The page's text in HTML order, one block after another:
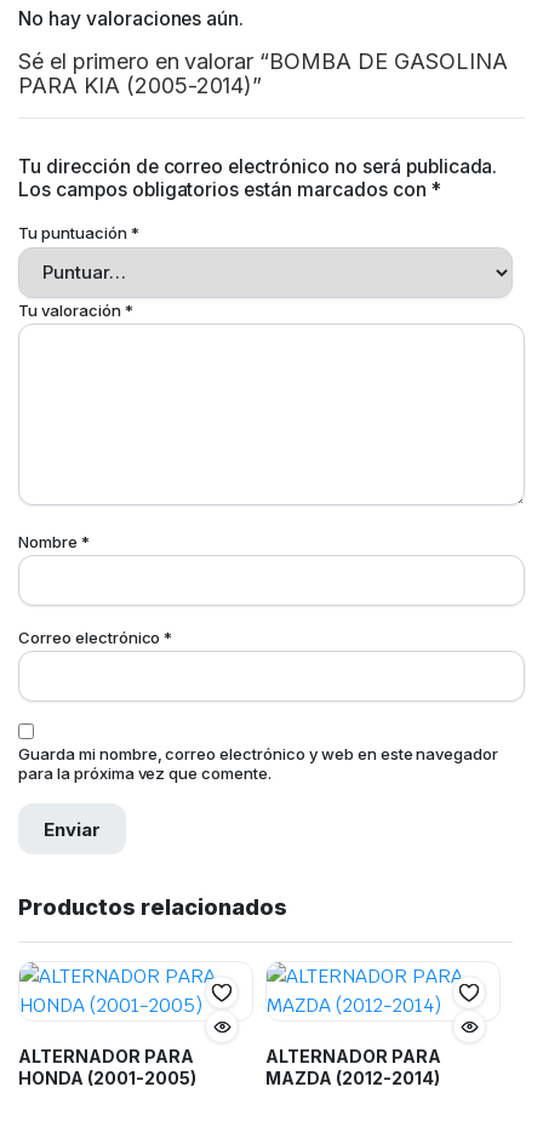
No hay valoraciones aún.
Sé el primero en valorar “BOMBA DE GASOLINA
PARA KIA (2005-2014)”
Tu dirección de correo electrónico no será publicada.
Los campos obligatorios están marcados con *
Tu puntuación*
Tu valoración*
Nombre *
Correo electrónico*
Guarda mi nombre, correo electrónico y web en este navegador
para la próxima vez que comente.
Productos relacionados
ALTERNADOR PARA
HONDA (2001-2005)
ALTERNADOR PARA
MAZDA (2012-2014)